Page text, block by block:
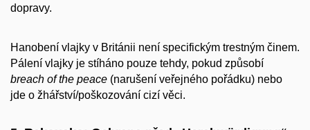
dopravy.
Hanobení vlajky v Británii není specifickým trestným činem.
Pálení vlajky je stíháno pouze tehdy, pokud způsobí
breach of the peace (narušení veřejného pořádku) nebo
jde o žhářství/poškozování cizí věci.